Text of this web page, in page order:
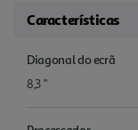
Características
Diagonal do ecrã
8,3 "